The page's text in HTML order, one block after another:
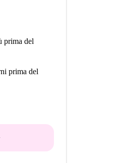
prima del
prima del